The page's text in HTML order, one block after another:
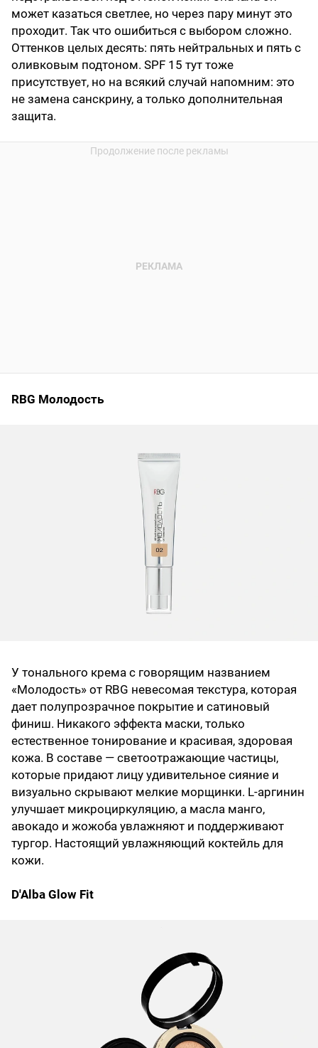
может казаться светлее, но через пару минут это
проходит. Так что ошибиться с выбором сложно.
Оттенков целых десять: пять нейтральных и пять с
оливковым подтоном. SPF 15 тут тоже
присутствует, но на всякий случай напомним: это
не замена санскрину, а только дополнительная
защита.
RBG Молодость
У тонального крема с говорящим названием
«Молодость» от RBG невесомая текстура, которая
дает полупрозрачное покрытие и сатиновый
финиш. Никакого эффекта маски, только
естественное тонирование и красивая, здоровая
кожа. В составе — светоотражающие частицы,
которые придают лицу удивительное сияние и
визуально скрывают мелкие морщинки. L‑аргинин
улучшает микроциркуляцию, а масла манго,
авокадо и жожоба увлажняют и поддерживают
тургор. Настоящий увлажняющий коктейль для
кожи.
D'Alba Glow Fit